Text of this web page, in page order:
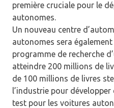
première cruciale pour le
autonomes.
Un nouveau centre
autonomes sera
programme de recherche
atteindre 200 millions de
de 100 millions de livres
l’industrie pour
test pour les voitures